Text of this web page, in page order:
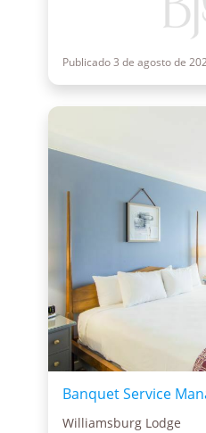
Publicado 3 de agosto de
Banquet Service
Williamsburg Lodge